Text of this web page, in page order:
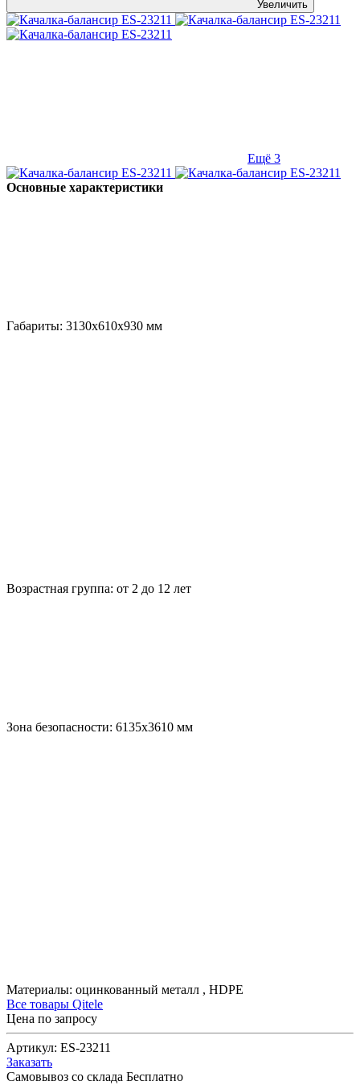
Увеличить
Ещё 3
Основные характеристики
Габариты: 3130x610x930 мм
Возрастная группа: от 2 до 12 лет
Зона безопасности: 6135х3610 мм
Материалы: оцинкованный металл , HDPE
Все товары Qitele
Цена по запросу
Артикул: ES-23211
Заказать
Самовывоз со склада Бесплатно